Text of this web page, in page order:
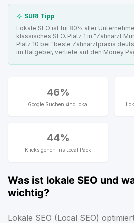
SURI Tipp
Lokale SEO ist für 80% aller
klassisches SEO. Platz 1 in "Zahnarzt
Platz 10 bei "beste Zahnarztpraxis
im Ratgeber, vertiefe auf den Money
46%
Google Suchen sind lokal
44%
Klicks gehen ins Local Pack
Was ist lokale SEO und
wichtig?
Lokale SEO (Local SEO)